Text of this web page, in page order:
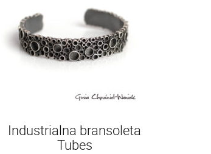
Industrialna bransoleta
Tubes